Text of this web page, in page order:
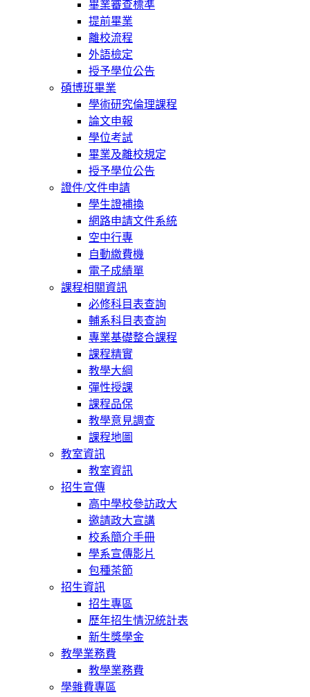
畢業審查標準
提前畢業
離校流程
外語檢定
授予學位公告
碩博班畢業
學術研究倫理課程
論文申報
學位考試
畢業及離校規定
授予學位公告
證件/文件申請
學生證補換
網路申請文件系統
空中行專
自動繳費機
電子成績單
課程相關資訊
必修科目表查詢
輔系科目表查詢
專業基礎整合課程
課程精實
教學大綱
彈性授課
課程品保
教學意見調查
課程地圖
教室資訊
教室資訊
招生宣傳
高中學校參訪政大
邀請政大宣講
校系簡介手冊
學系宣傳影片
包種茶節
招生資訊
招生專區
歷年招生情況統計表
新生獎學金
教學業務費
教學業務費
學雜費專區